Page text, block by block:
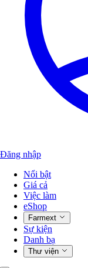
Đăng nhập
Nổi bật
Giá cả
Việc làm
eShop
Farmext
Sự kiện
Danh bạ
Thư viện